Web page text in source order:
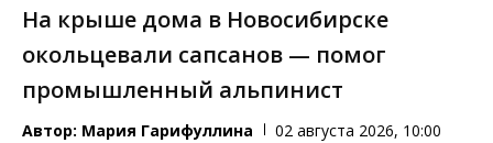
На крыше дома в Новосибирске
окольцевали сапсанов — помог
промышленный альпинист
Автор: Мария Гарифуллина 02 августа 2026, 10:00